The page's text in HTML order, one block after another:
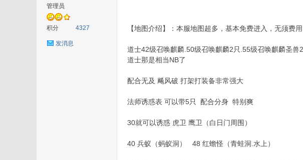
管理员
积分 4327
发消息
【地图介绍】：本服地图超多，基本免费进入，无须费
道士42级召唤麒麟.50级召唤麒麟2只.55级召唤麒麟圣
道士那是相当NB了
配合无及 飚风破 打架打装备非常强大
法师诱惑表 可以带5只 配合分身 特别爽
30就可以诱惑 虎卫 鹰卫（白日门周围）
40 兵蚁（蚂蚁洞） 48 红蟾怪（青蛙洞.水上）